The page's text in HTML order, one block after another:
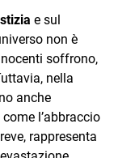
e sul
non è
soffrono,
nella
anche
l’abbraccio
rappresenta